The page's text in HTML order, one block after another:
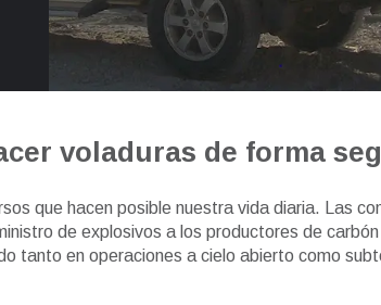
voladuras de forma
que hacen posible nuestra vida diaria. Las
de explosivos a los productores de
tanto en operaciones a cielo abierto como